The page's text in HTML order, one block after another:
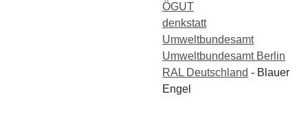
ÖGUT
denkstatt
Umweltbundesamt
Umweltbundesamt Berlin
RAL Deutschland - Blauer
Engel